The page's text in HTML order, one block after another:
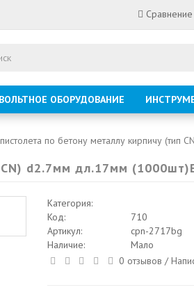
ОБОРУДОВАНИЕ
по бетону металлу кирпичу
d2.7мм дл.17мм
Категория:
Код:
710
Артикул:
cpn-2717bg
Наличие:
Мало
0 отзывов /